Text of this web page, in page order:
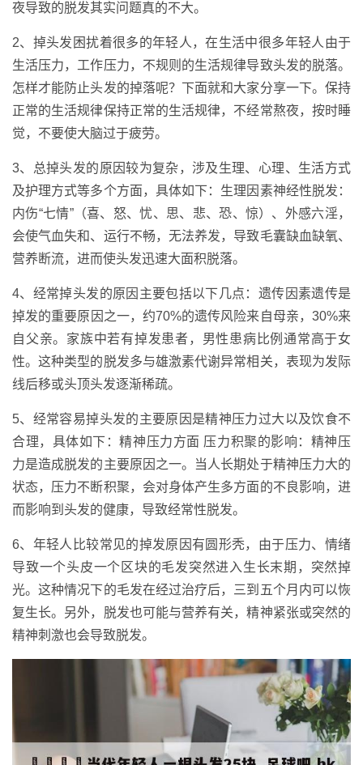
夜导致的脱发其实问题真的不大。
2、掉头发困扰着很多的年轻人，在生活中很多年轻人由于
生活压力，工作压力，不规则的生活规律导致头发的脱落。
怎样才能防止头发的掉落呢？下面就和大家分享一下。保持
正常的生活规律保持正常的生活规律，不经常熬夜，按时睡
觉，不要使大脑过于疲劳。
3、总掉头发的原因较为复杂，涉及生理、心理、生活方式
及护理方式等多个方面，具体如下：生理因素神经性脱发：
内伤“七情”（喜、怒、忧、思、悲、恐、惊）、外感六淫，
会使气血失和、运行不畅，无法养发，导致毛囊缺血缺氧、
营养断流，进而使头发迅速大面积脱落。
4、经常掉头发的原因主要包括以下几点：遗传因素遗传是
掉发的重要原因之一，约70%的遗传风险来自母亲，30%来
自父亲。家族中若有掉发患者，男性患病比例通常高于女
性。这种类型的脱发多与雄激素代谢异常相关，表现为发际
线后移或头顶头发逐渐稀疏。
5、经常容易掉头发的主要原因是精神压力过大以及饮食不
合理，具体如下：精神压力方面 压力积聚的影响：精神压
力是造成脱发的主要原因之一。当人长期处于精神压力大的
状态，压力不断积聚，会对身体产生多方面的不良影响，进
而影响到头发的健康，导致经常性脱发。
6、年轻人比较常见的掉发原因有圆形秃，由于压力、情绪
导致一个头皮一个区块的毛发突然进入生长末期，突然掉
光。这种情况下的毛发在经过治疗后，三到五个月内可以恢
复生长。另外，脱发也可能与营养有关，精神紧张或突然的
精神刺激也会导致脱发。